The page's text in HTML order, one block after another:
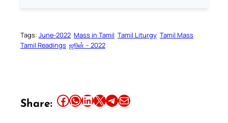
Tags: June-2022 Mass in Tamil Tamil Liturgy Tamil Mass
Tamil Readings ஜூன் – 2022
Share: Share this article on Facebook Share this article on WhatsApp Share this article on LinkedIn Share this article on X Share this article on TelegramEmail this Article